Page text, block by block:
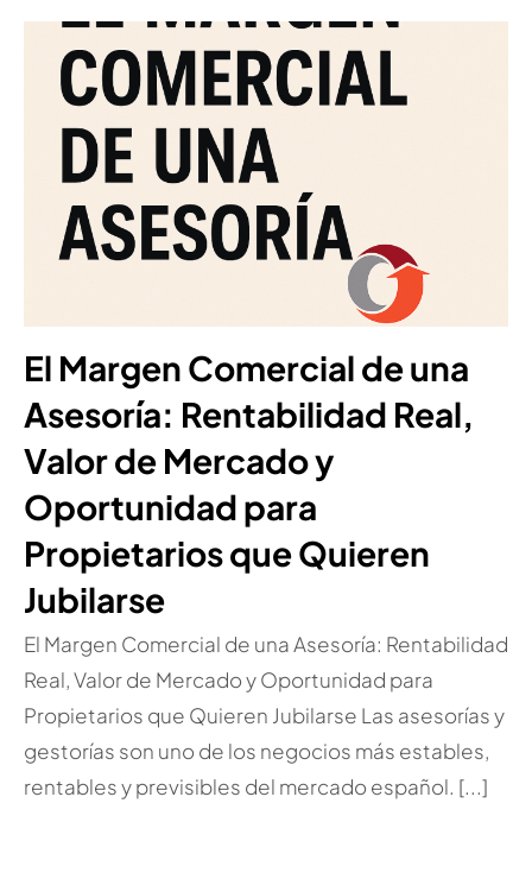
El Margen Comercial de una
Asesoría: Rentabilidad Real,
Valor de Mercado y
Oportunidad para
Propietarios que Quieren
Jubilarse
El Margen Comercial de una Asesoría: Rentabilidad
Real, Valor de Mercado y Oportunidad para
Propietarios que Quieren Jubilarse Las asesorías y
gestorías son uno de los negocios más estables,
rentables y previsibles del mercado español. [...]